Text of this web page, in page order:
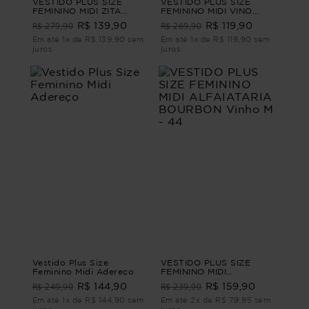
FEMININO MIDI ZITA
Branco G1 - 48
R$ 279,90 R$ 139,90
Em até 1x de R$ 139,90 sem
juros
FEMININO MIDI VINO
Preto M - 44
R$ 269,90 R$ 119,90
Em até 1x de R$ 119,90 sem
juros
Vestido Plus Size
Feminino Midi Adereço
R$ 249,90 R$ 144,90
Em até 1x de R$ 144,90 sem
VESTIDO PLUS SIZE
FEMININO MIDI
ALFAIATARIA BOURBON
Vinho M - 44
R$ 239,90 R$ 159,90
Em até 2x de R$ 79,95 sem